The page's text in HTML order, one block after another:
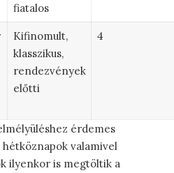
fiatalos
Kifinomult,
klasszikus,
rendezvények
előtti
4
érdemes
valamivel
ilyenkor is megtöltik a